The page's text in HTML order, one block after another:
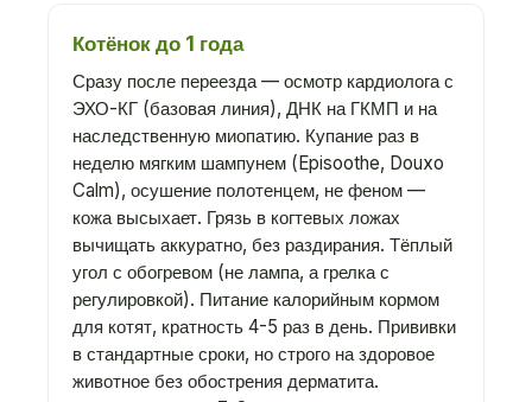
Котёнок до 1 года
Сразу после переезда — осмотр кардиолога с
ЭХО-КГ (базовая линия), ДНК на ГКМП и на
наследственную миопатию. Купание раз в
неделю мягким шампунем (Episoothe, Douxo
Calm), осушение полотенцем, не феном —
кожа высыхает. Грязь в когтевых ложах
вычищать аккуратно, без раздирания. Тёплый
угол с обогревом (не лампа, а грелка с
регулировкой). Питание калорийным кормом
для котят, кратность 4-5 раз в день. Прививки
в стандартные сроки, но строго на здоровое
животное без обострения дерматита.